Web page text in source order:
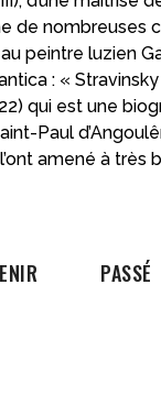
de nombreuses
peintre luzien
: «
qui est une
Paul
amené à très
PASSÉ